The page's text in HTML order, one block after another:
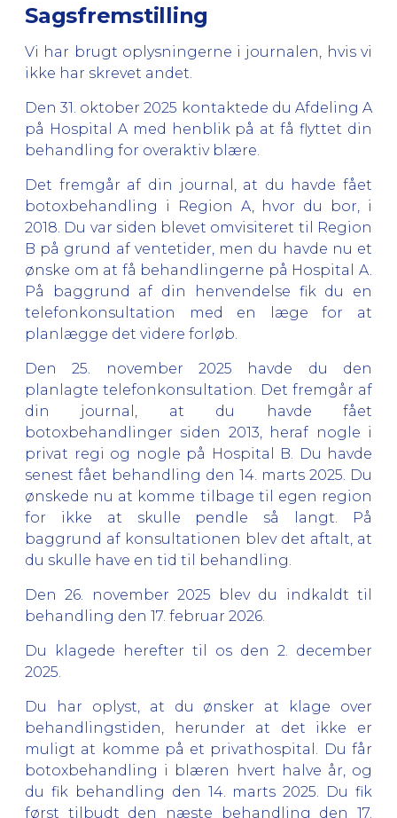
Sagsfremstilling
Vi har brugt oplysningerne i journalen, hvis vi
ikke har skrevet andet.
Den 31. oktober 2025 kontaktede du Afdeling A
på Hospital A med henblik på at få flyttet din
behandling for overaktiv blære.
Det fremgår af din journal, at du havde fået
botoxbehandling i Region A, hvor du bor, i
2018. Du var siden blevet omvisiteret til Region
B på grund af ventetider, men du havde nu et
ønske om at få behandlingerne på Hospital A.
På baggrund af din henvendelse fik du en
telefonkonsultation med en læge for at
planlægge det videre forløb.
Den 25. november 2025 havde du den
planlagte telefonkonsultation. Det fremgår af
din journal, at du havde fået
botoxbehandlinger siden 2013, heraf nogle i
privat regi og nogle på Hospital B. Du havde
senest fået behandling den 14. marts 2025. Du
ønskede nu at komme tilbage til egen region
for ikke at skulle pendle så langt. På
baggrund af konsultationen blev det aftalt, at
du skulle have en tid til behandling.
Den 26. november 2025 blev du indkaldt til
behandling den 17. februar 2026.
Du klagede herefter til os den 2. december
2025.
Du har oplyst, at du ønsker at klage over
behandlingstiden, herunder at det ikke er
muligt at komme på et privathospital. Du får
botoxbehandling i blæren hvert halve år, og
du fik behandling den 14. marts 2025. Du fik
først tilbudt den næste behandling den 17.